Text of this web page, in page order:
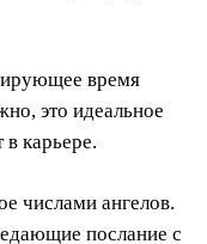
время
это идеальное
карьере.
числами ангелов.
послание с